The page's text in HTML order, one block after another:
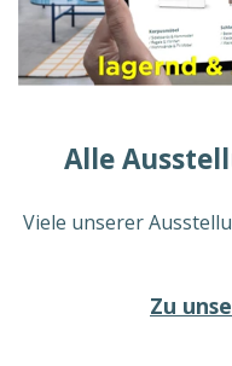
Alle
Viele unserer
Zu